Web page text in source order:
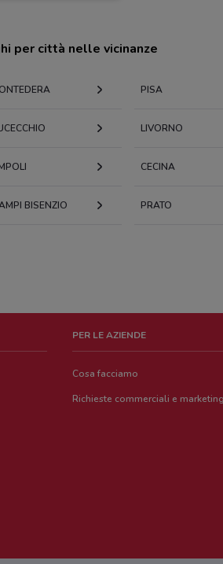
per città nelle vicinanze
PISA
LIVORNO
CECINA
BISENZIO PRATO
PER LE AZIENDE
Cosa facciamo
Richieste commerciali e marketing